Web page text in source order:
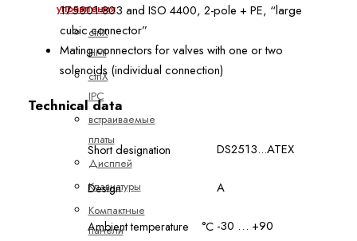
управления
ctrlX
HMI
ctrlX
IPC
встраиваемые
платы
Дисплей
Клавиатуры
Компактные
панели
175301-803 and ISO 4400, 2-pole + PE, “large
cubic connector”
Mating connectors for valves with one or two
solenoids (individual connection)
Technical data
Short designation DS2513...ATEX
Design A
Ambient temperature °C -30 … +90